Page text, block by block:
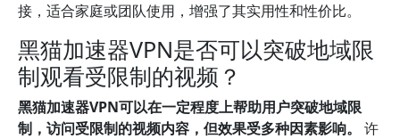
接，适合家庭或团队使用，增强了其实用性和性价比。
黑猫加速器VPN是否可以突破地域限
制观看受限制的视频？
黑猫加速器VPN可以在一定程度上帮助用户突破地域限
制，访问受限制的视频内容，但效果受多种因素影响。
许